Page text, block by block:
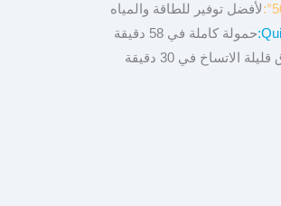
لأفضل توفير للطاقة والمياه
حمولة كاملة في 58 دقيقة
الاتساخ في 30 دقيقة